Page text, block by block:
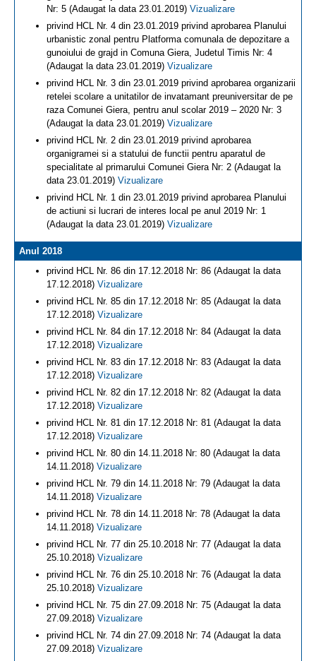
Nr: 5 (Adaugat la data 23.01.2019) Vizualizare
privind HCL Nr. 4 din 23.01.2019 privind aprobarea Planului
urbanistic zonal pentru Platforma comunala de depozitare a
gunoiului de grajd in Comuna Giera, Judetul Timis Nr: 4
(Adaugat la data 23.01.2019) Vizualizare
privind HCL Nr. 3 din 23.01.2019 privind aprobarea organizarii
retelei scolare a unitatilor de invatamant preuniversitar de pe
raza Comunei Giera, pentru anul scolar 2019 – 2020 Nr: 3
(Adaugat la data 23.01.2019) Vizualizare
privind HCL Nr. 2 din 23.01.2019 privind aprobarea
organigramei si a statului de functii pentru aparatul de
specialitate al primarului Comunei Giera Nr: 2 (Adaugat la
data 23.01.2019) Vizualizare
privind HCL Nr. 1 din 23.01.2019 privind aprobarea Planului
de actiuni si lucrari de interes local pe anul 2019 Nr: 1
(Adaugat la data 23.01.2019) Vizualizare
Anul 2018
privind HCL Nr. 86 din 17.12.2018 Nr: 86 (Adaugat la data
17.12.2018) Vizualizare
privind HCL Nr. 85 din 17.12.2018 Nr: 85 (Adaugat la data
17.12.2018) Vizualizare
privind HCL Nr. 84 din 17.12.2018 Nr: 84 (Adaugat la data
17.12.2018) Vizualizare
privind HCL Nr. 83 din 17.12.2018 Nr: 83 (Adaugat la data
17.12.2018) Vizualizare
privind HCL Nr. 82 din 17.12.2018 Nr: 82 (Adaugat la data
17.12.2018) Vizualizare
privind HCL Nr. 81 din 17.12.2018 Nr: 81 (Adaugat la data
17.12.2018) Vizualizare
privind HCL Nr. 80 din 14.11.2018 Nr: 80 (Adaugat la data
14.11.2018) Vizualizare
privind HCL Nr. 79 din 14.11.2018 Nr: 79 (Adaugat la data
14.11.2018) Vizualizare
privind HCL Nr. 78 din 14.11.2018 Nr: 78 (Adaugat la data
14.11.2018) Vizualizare
privind HCL Nr. 77 din 25.10.2018 Nr: 77 (Adaugat la data
25.10.2018) Vizualizare
privind HCL Nr. 76 din 25.10.2018 Nr: 76 (Adaugat la data
25.10.2018) Vizualizare
privind HCL Nr. 75 din 27.09.2018 Nr: 75 (Adaugat la data
27.09.2018) Vizualizare
privind HCL Nr. 74 din 27.09.2018 Nr: 74 (Adaugat la data
27.09.2018) Vizualizare